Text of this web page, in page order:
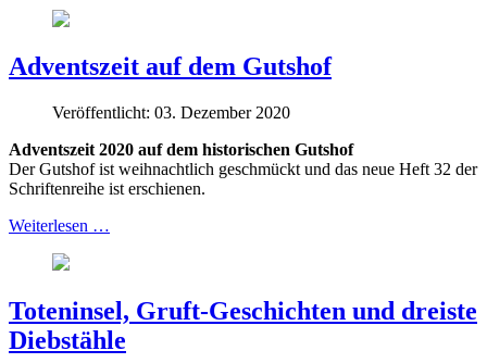
Adventszeit auf dem Gutshof
Veröffentlicht: 03. Dezember 2020
Adventszeit 2020 auf dem historischen Gutshof
Der Gutshof ist weihnachtlich geschmückt und das neue Heft 32 der
Schriftenreihe ist erschienen.
Weiterlesen …
Toteninsel, Gruft-Geschichten und dreiste
Diebstähle